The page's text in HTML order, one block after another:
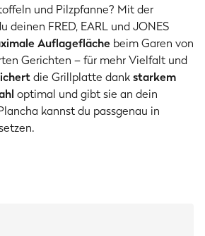
und Pilzpfanne? Mit der
deinen FRED, EARL und JONES
Auflagefläche beim Garen von
Gerichten – für mehr Vielfalt und
die Grillplatte dankstarkem
optimal und gibt sie an dein
kannst du passgenau in